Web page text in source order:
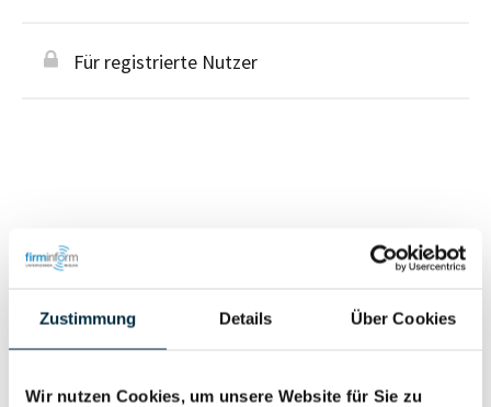
Zustimmung Details Über Cookies
Wir nutzen Cookies, um unsere Website für Sie zu
Für registrierte Nutzer
Personen im Unternehmen
Geschäftsführer (1)
Für registrierte